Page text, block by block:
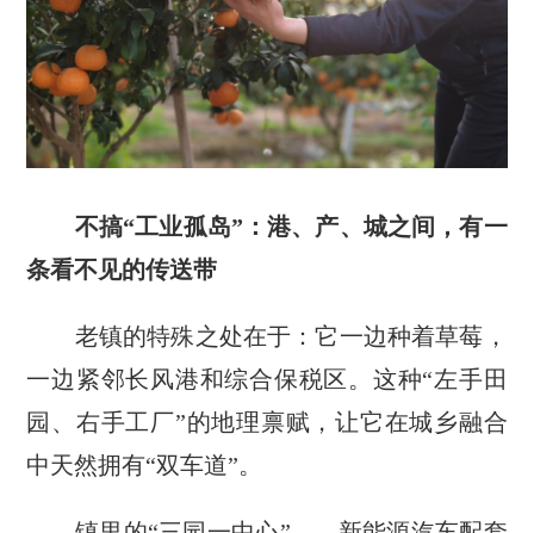
不搞“工业孤岛”：港、产、城之间，有一
条看不见的传送带
老镇的特殊之处在于：它一边种着草莓，
一边紧邻长风港和综合保税区。这种“左手田
园、右手工厂”的地理禀赋，让它在城乡融合
中天然拥有“双车道”。